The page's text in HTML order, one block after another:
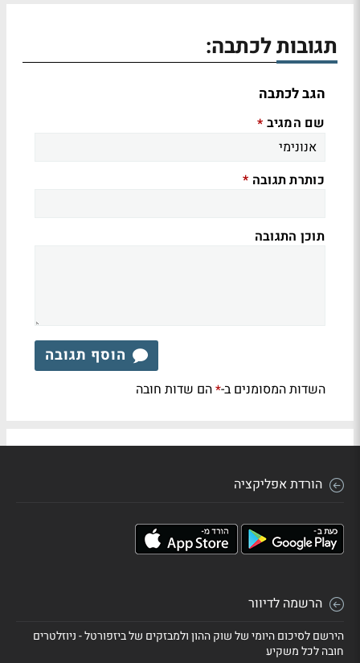
תגובות לכתבה:
הגב לכתבה
שם המגיב *
כותרת תגובה *
תוכן התגובה
הוסף תגובה
השדות המסומנים ב-*הם שדות חובה
הורדת אפליקציה
הרשמה לדיוור
הירשם לסיכום היומי של שוק ההון ולמבזקים של ביזפורטל - ניוזלטרים
חובה לכל משקיע